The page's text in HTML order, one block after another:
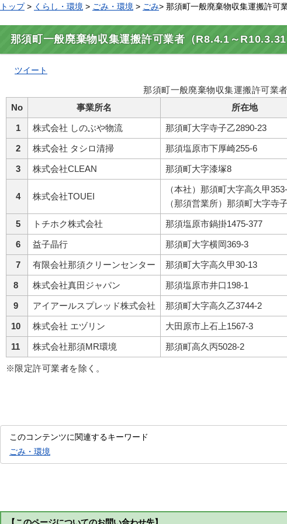
トップ> くらし・環境 > ごみ・環境 > ごみ> 那須町一般廃棄物収集運搬許可
那須町一般廃棄物収集運搬許可業者（R8.4.1～R10.3.31
ツイート
那須町一般廃棄物収集運搬許可業
No
事業所名 所在地
1 株式会社 しのぶや物流 那須町大字寺子乙2890-23
2 株式会社 タシロ清掃 那須塩原市下厚崎255-6
3 株式会社CLEAN 那須町大字漆塚8
4 株式会社TOUEI
（本社）那須町大字高久甲
（那須営業所）那須町大字寺
5 トチホク株式会社 那須塩原市鍋掛1475-377
6 益子晶行 那須町大字横岡369-3
7 有限会社那須クリーンセンター 那須町大字高久甲30-13
8 株式会社真田ジャパン 那須塩原市井口198-1
9 アイアールスプレッド株式会社 那須町大字高久乙3744-2
10 株式会社 エヅリン 大田原市上石上1567-3
11 株式会社那須MR環境 那須町高久丙5028-2
※限定許可業者を除く。
このコンテンツに関連するキーワード
ごみ・環境